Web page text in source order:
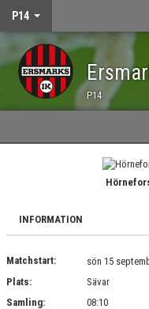
P14
P14
KALENDER
MATCHER
INFORMATION
Matchstart:
sön 15
Plats:
Sävar
Samling:
08:10